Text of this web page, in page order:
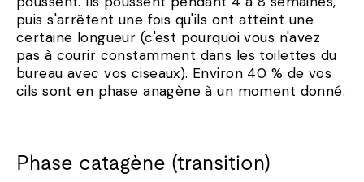
puis s'arrêtent une fois qu'ils ont atteint une
certaine longueur (c'est pourquoi vous n'avez
pas à courir constamment dans les toilettes du
bureau avec vos ciseaux). Environ 40 % de vos
cils sont en phase anagène à un moment donné.
Phase catagène (transition)